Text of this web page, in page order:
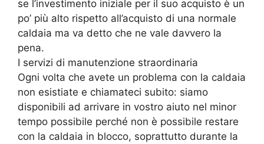
se l’investimento iniziale per il suo acquisto è un
po’ più alto rispetto all’acquisto di una normale
caldaia ma va detto che ne vale davvero la
pena.
I servizi di manutenzione straordinaria
Ogni volta che avete un problema con la caldaia
non esistiate e chiamateci subito: siamo
disponibili ad arrivare in vostro aiuto nel minor
tempo possibile perché non è possibile restare
con la caldaia in blocco, soprattutto durante la